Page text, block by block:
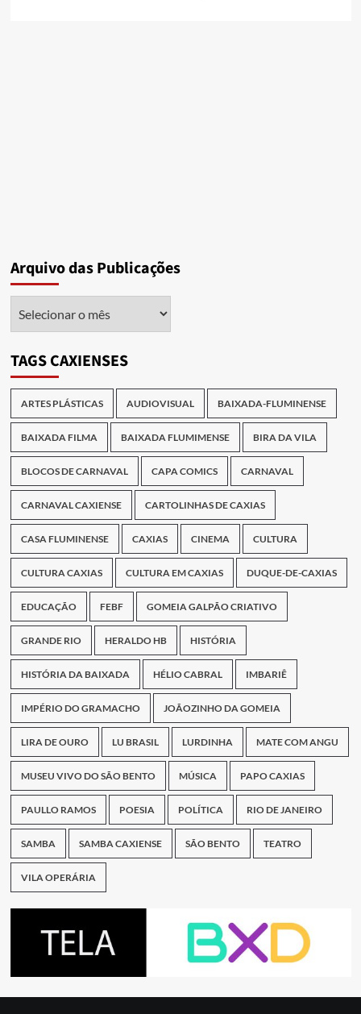
Arquivo das Publicações
TAGS CAXIENSES
ARTES PLÁSTICAS AUDIOVISUAL BAIXADA-FLUMINENSE
BAIXADA FILMA BAIXADA FLUMIMENSE BIRA DA VILA
BLOCOS DE CARNAVAL CAPA COMICS CARNAVAL
CARNAVAL CAXIENSE CARTOLINHAS DE CAXIAS
CASA FLUMINENSE CAXIAS CINEMA CULTURA
CULTURA CAXIAS CULTURA EM CAXIAS DUQUE-DE-CAXIAS
EDUCAÇÃO FEBF GOMEIA GALPÃO CRIATIVO
GRANDE RIO HERALDO HB HISTÓRIA
HISTÓRIA DA BAIXADA HÉLIO CABRAL IMBARIÊ
IMPÉRIO DO GRAMACHO JOÃOZINHO DA GOMEIA
LIRA DE OURO LU BRASIL LURDINHA MATE COM ANGU
MUSEU VIVO DO SÃO BENTO MÚSICA PAPO CAXIAS
PAULLO RAMOS POESIA POLÍTICA RIO DE JANEIRO
SAMBA SAMBA CAXIENSE SÃO BENTO TEATRO
VILA OPERÁRIA